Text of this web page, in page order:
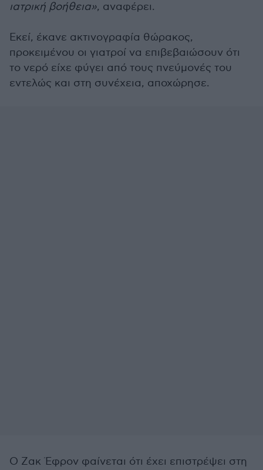
ιατρική βοήθεια», αναφέρει.
Εκεί, έκανε ακτινογραφία θώρακος,
προκειμένου οι γιατροί να επιβεβαιώσουν ότι
το νερό είχε φύγει από τους πνεύμονές του
εντελώς και στη συνέχεια, αποχώρησε.
Ο Ζακ Έφρον φαίνεται ότι έχει επιστρέψει στη